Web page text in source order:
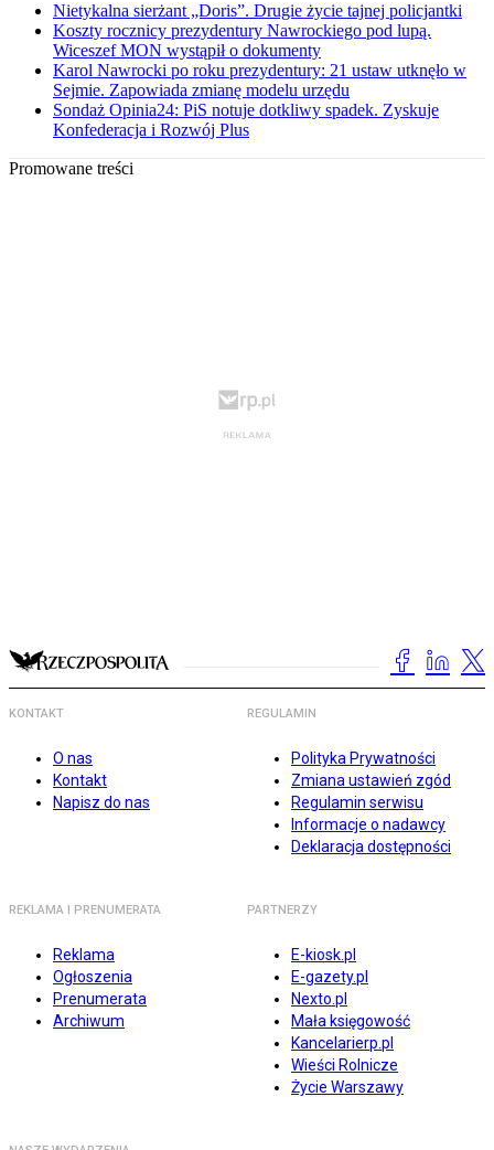
Nietykalna sierżant „Doris”. Drugie życie tajnej policjantki
Koszty rocznicy prezydentury Nawrockiego pod lupą.
Wiceszef MON wystąpił o dokumenty
Karol Nawrocki po roku prezydentury: 21 ustaw utknęło w
Sejmie. Zapowiada zmianę modelu urzędu
Sondaż Opinia24: PiS notuje dotkliwy spadek. Zyskuje
Konfederacja i Rozwój Plus
Promowane treści
KONTAKT
O nas
Kontakt
Napisz do nas
REGULAMIN
Polityka Prywatności
Zmiana ustawień zgód
Regulamin serwisu
Informacje o nadawcy
Deklaracja dostępności
REKLAMA I PRENUMERATA
Reklama
Ogłoszenia
Prenumerata
Archiwum
PARTNERZY
E-kiosk.pl
E-gazety.pl
Nexto.pl
Mała księgowość
Kancelarierp.pl
Wieści Rolnicze
Życie Warszawy